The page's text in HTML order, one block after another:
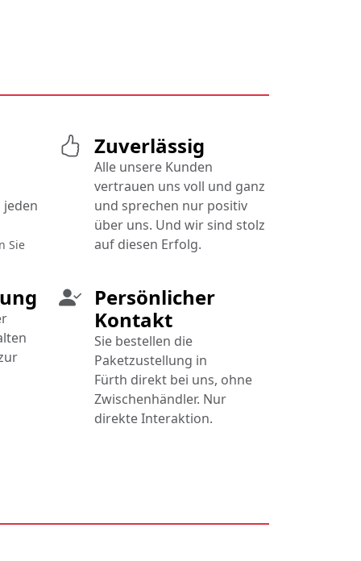
Persönlicher
Kontakt
Sie bestellen die
Paketzustellung in
Fürth direkt bei uns, ohne
Zwischenhändler. Nur
direkte Interaktion.
jeden
Sie
Zuverlässig
Alle unsere Kunden
vertrauen uns voll und ganz
und sprechen nur positiv
über uns. Und wir sind stolz
auf diesen Erfolg.